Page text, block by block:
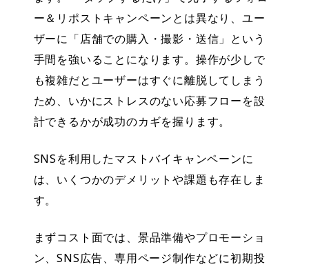
ー＆リポストキャンペーンとは異なり、ユー
ザーに「店舗での購入・撮影・送信」という
手間を強いることになります。操作が少しで
も複雑だとユーザーはすぐに離脱してしまう
ため、いかにストレスのない応募フローを設
計できるかが成功のカギを握ります。
SNSを利用したマストバイキャンペーンに
は、いくつかのデメリットや課題も存在しま
す。
まずコスト面では、景品準備やプロモーショ
ン、SNS広告、専用ページ制作などに初期投